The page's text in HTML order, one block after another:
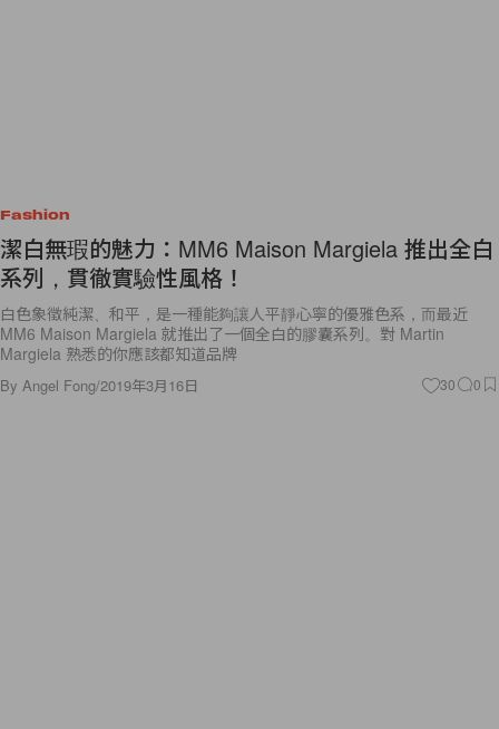
Fashion
潔白無瑕的魅力：MM6 Maison Margiela 推出全白
系列，貫徹實驗性風格！
白色象徵純潔、和平，是一種能夠讓人平靜心寧的優雅色系，而最近
MM6 Maison Margiela 就推出了一個全白的膠囊系列。對 Martin
Margiela 熟悉的你應該都知道品牌
By Angel Fong/2019年3月16日 30 0